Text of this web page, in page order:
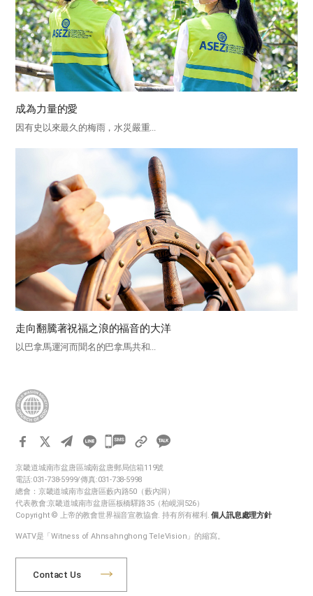
成為力量的愛
因有史以來最久的梅雨，水災嚴重...
走向翻騰著祝福之浪的福音的大洋
以巴拿馬運河而聞名的巴拿馬共和...
카
오
톡
공
하
京畿道城南市盆唐區城南盆唐郵局信箱119號
電話:031-738-5999/傳真:031-738-5998
總會：京畿道城南市盆唐區藪內路50（藪內洞）
代表教會:京畿道城南市盆唐區板橋驛路35（柏峴洞526）
Copyright © 上帝的教會世界福音宣教協會. 持有所有權利.個人訊息處理方針
WATV是「Witness of Ahnsahnghong TeleVision」的縮寫。
Contact Us